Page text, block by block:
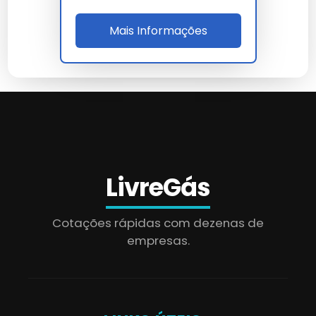
Mais Informações
LivreGás
Cotações rápidas com dezenas de
empresas.